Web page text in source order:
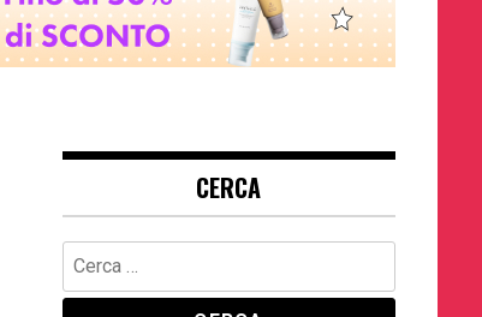
CERCA
Ricerca
per: